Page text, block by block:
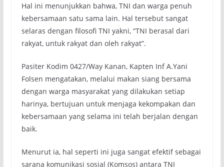
Hal ini menunjukkan bahwa, TNI dan warga penuh
kebersamaan satu sama lain. Hal tersebut sangat
selaras dengan filosofi TNI yakni, “TNI berasal dari
rakyat, untuk rakyat dan oleh rakyat”.
Pasiter Kodim 0427/Way Kanan, Kapten Inf A.Yani
Folsen mengatakan, melalui makan siang bersama
dengan warga masyarakat yang dilakukan setiap
harinya, bertujuan untuk menjaga kekompakan dan
kebersamaan yang selama ini telah berjalan dengan
baik.
Menurut ia, hal seperti ini juga sangat efektif sebagai
sarana komunikasi sosial (Komsos) antara TNI